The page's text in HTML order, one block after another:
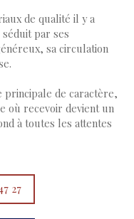
de qualité il y a
par ses
sa circulation
principale de caractère,
où recevoir devient un
à toutes les attentes
27